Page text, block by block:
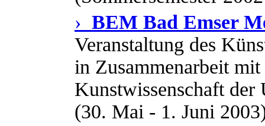
› BEM Bad Emser
Veranstaltung des
in Zusammenarbeit
Kunstwissenschaft
(30. Mai - 1. Juni